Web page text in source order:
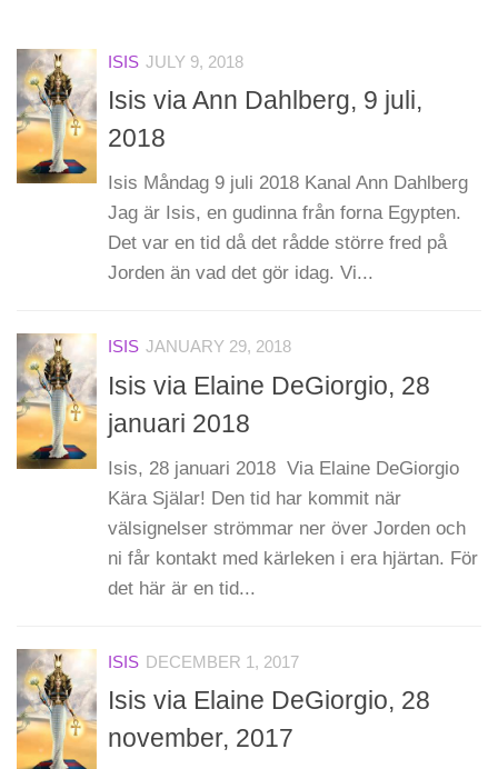
ISIS JULY 9, 2018
Isis via Ann Dahlberg, 9 juli,
2018
Isis Måndag 9 juli 2018 Kanal Ann Dahlberg
Jag är Isis, en gudinna från forna Egypten.
Det var en tid då det rådde större fred på
Jorden än vad det gör idag. Vi...
ISIS JANUARY 29, 2018
Isis via Elaine DeGiorgio, 28
januari 2018
Isis, 28 januari 2018 Via Elaine DeGiorgio
Kära Själar! Den tid har kommit när
välsignelser strömmar ner över Jorden och
ni får kontakt med kärleken i era hjärtan. För
det här är en tid...
ISIS DECEMBER 1, 2017
Isis via Elaine DeGiorgio, 28
november, 2017